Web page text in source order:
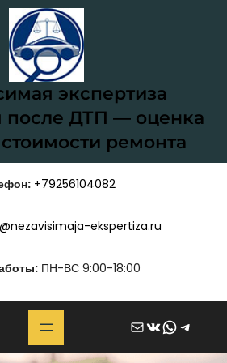
экспертиза
после ДТП — оценка
ремонта
+79256104082
ekspertiza.ru
ПН-ВС 9:00-18:00
Почта ВКонтакте WhatsApp Telegram